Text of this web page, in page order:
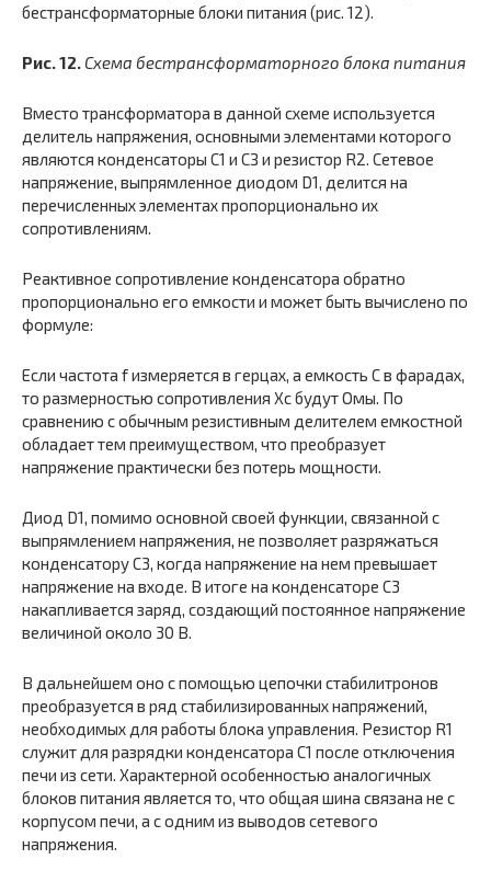
бестрансформаторные блоки питания (рис. 12).
Рис. 12. Схема бестрансформаторного блока питания
Вместо трансформатора в данной схеме используется
делитель напряжения, основными элементами которого
являются конденсаторы С1 и СЗ и резистор R2. Сетевое
напряжение, выпрямленное диодом D1, делится на
перечисленных элементах пропорционально их
сопротивлениям.
Реактивное сопротивление конденсатора обратно
пропорционально его емкости и может быть вычислено по
формуле:
Если частота f измеряется в герцах, а емкость С в фарадах,
то размерностью сопротивления Хс будут Омы. По
сравнению с обычным резистивным делителем емкостной
обладает тем преимуществом, что преобразует
напряжение практически без потерь мощности.
Диод D1, помимо основной своей функции, связанной с
выпрямлением напряжения, не позволяет разряжаться
конденсатору С3, когда напряжение на нем превышает
напряжение на входе. В итоге на конденсаторе С3
накапливается заряд, создающий постоянное напряжение
величиной около 30 В.
В дальнейшем оно с помощью цепочки стабилитронов
преобразуется в ряд стабилизированных напряжений,
необходимых для работы блока управления. Резистор R1
служит для разрядки конденсатора С1 после отключения
печи из сети. Характерной особенностью аналогичных
блоков питания является то, что общая шина связана не с
корпусом печи, а с одним из выводов сетевого
напряжения.